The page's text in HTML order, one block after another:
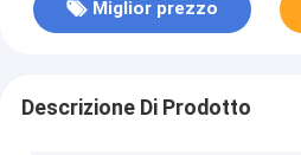
Miglior prezzo
Descrizione Di Prodotto